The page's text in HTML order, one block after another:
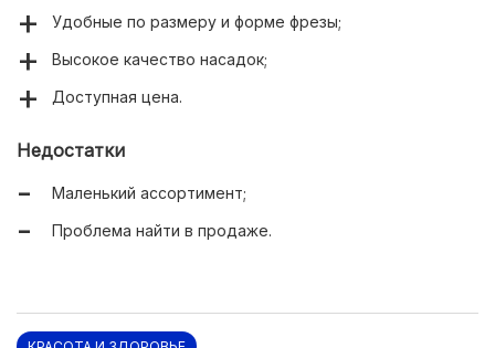
Удобные по размеру и форме фрезы;
Высокое качество насадок;
Доступная цена.
Недостатки
Маленький ассортимент;
Проблема найти в продаже.